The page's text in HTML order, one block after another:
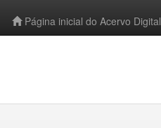
Página inicial do Acervo Digital